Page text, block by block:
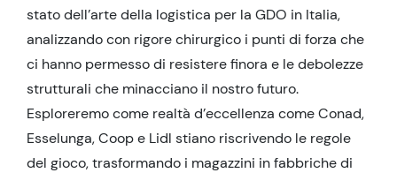
stato dell’arte della logistica per la GDO in Italia,
analizzando con rigore chirurgico i punti di forza che
ci hanno permesso di resistere finora e le debolezze
strutturali che minacciano il nostro futuro.
Esploreremo come realtà d’eccellenza come Conad,
Esselunga, Coop e Lidl stiano riscrivendo le regole
del gioco, trasformando i magazzini in fabbriche di